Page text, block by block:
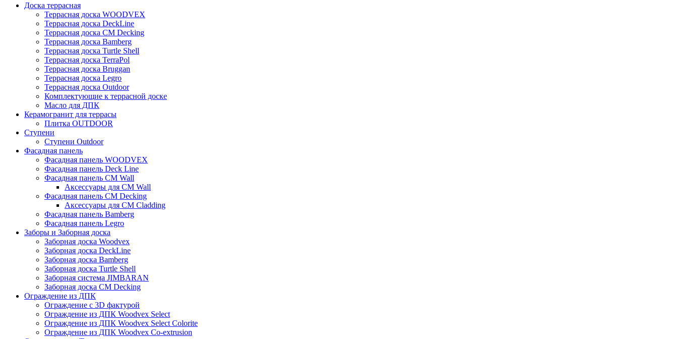
Доска террасная
Террасная доска WOODVEX
Террасная доска DeckLine
Террасная доска CM Decking
Террасная доска Bamberg
Террасная доска Turtle Shell
Террасная доска TerraPol
Террасная доска Bruggan
Террасная доска Legro
Террасная доска Outdoor
Комплектующие к террасной доске
Масло для ДПК
Керамогранит для террасы
Плитка OUTDOOR
Ступени
Ступени Outdoor
Фасадная панель
Фасадная панель WOODVEX
Фасадная панель Deck Line
Фасадная панель CM Wall
Аксессуары для CM Wall
Фасадная панель CM Decking
Аксессуары для CM Cladding
Фасадная панель Bamberg
Фасадная панель Legro
Заборы и Заборная доска
Заборная доска Woodvex
Заборная доска DeckLine
Заборная доска Bamberg
Заборная доска Turtle Shell
Заборная система JIMBARAN
Заборная доска CM Decking
Ограждение из ДПК
Ограждение с 3D фактурой
Ограждение из ДПК Woodvex Select
Ограждение из ДПК Woodvex Select Colorite
Ограждение из ДПК Woodvex Co-extrusion